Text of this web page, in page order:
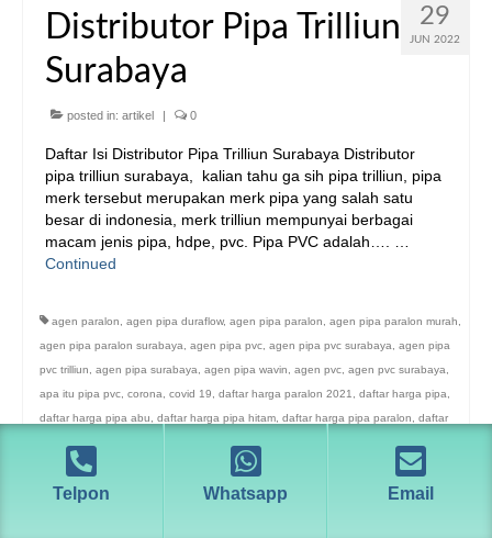
29
JUN 2022
Distributor Pipa Trilliun
Surabaya
posted in: artikel 0
Daftar Isi Distributor Pipa Trilliun Surabaya Distributor
pipa trilliun surabaya, kalian tahu ga sih pipa trilliun, pipa
merk tersebut merupakan merk pipa yang salah satu
besar di indonesia, merk trilliun mempunyai berbagai
macam jenis pipa, hdpe, pvc. Pipa PVC adalah…. …
Continued
agen paralon, agen pipa duraflow, agen pipa paralon, agen pipa paralon murah,
agen pipa paralon surabaya, agen pipa pvc, agen pipa pvc surabaya, agen pipa
pvc trilliun, agen pipa surabaya, agen pipa wavin, agen pvc, agen pvc surabaya,
apa itu pipa pvc, corona, covid 19, daftar harga paralon 2021, daftar harga pipa,
daftar harga pipa abu, daftar harga pipa hitam, daftar harga pipa paralon, daftar
pipa pvc 2021
daftar harga pipa pvc abu, ,daftar harga
pipa pvc terbaru
daftar harga pipa terbaru,daftarh harga pvc
dirtsributor pipa
Telpon Whatsapp Email